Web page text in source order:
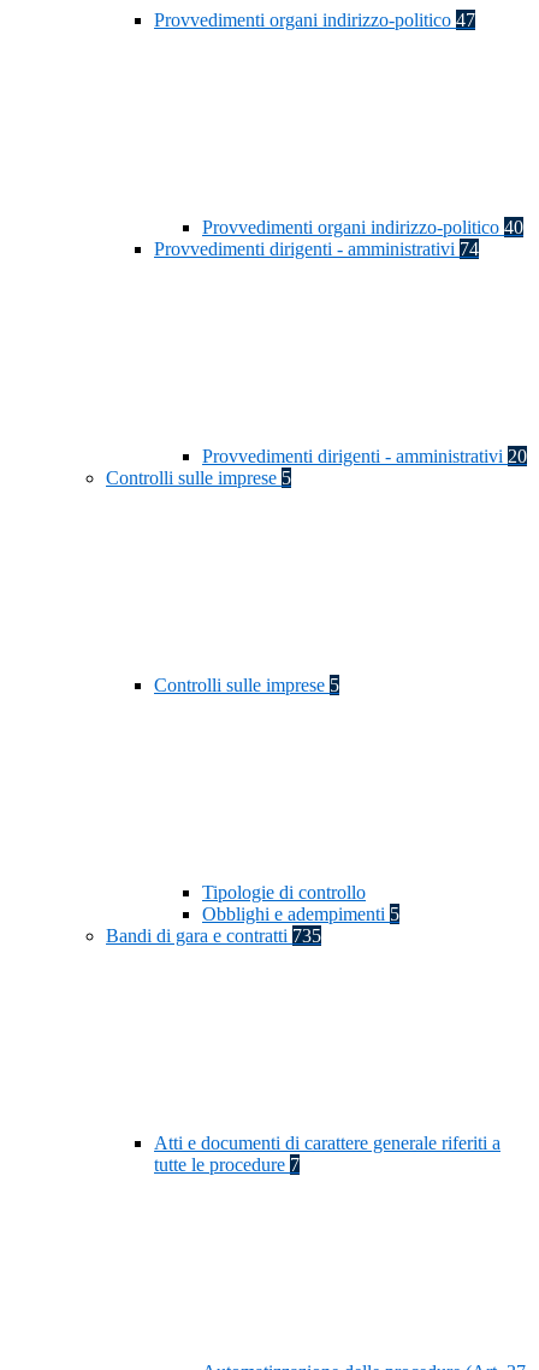
Provvedimenti organi indirizzo-politico 47
Provvedimenti organi indirizzo-politico 40
Provvedimenti dirigenti - amministrativi 74
Provvedimenti dirigenti - amministrativi 20
Controlli sulle imprese 5
Controlli sulle imprese 5
Tipologie di controllo
Obblighi e adempimenti 5
Bandi di gara e contratti 735
Atti e documenti di carattere generale riferiti a
tutte le procedure 7